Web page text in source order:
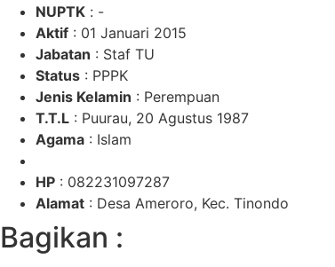
NUPTK : -
Aktif : 01 Januari 2015
Jabatan : Staf TU
Status : PPPK
Jenis Kelamin : Perempuan
T.T.L : Puurau, 20 Agustus 1987
Agama : Islam
HP : 082231097287
Alamat : Desa Ameroro, Kec. Tinondo
Bagikan :